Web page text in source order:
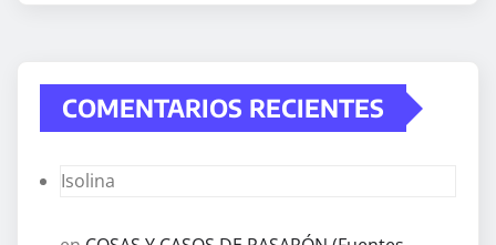
COMENTARIOS RECIENTES
Isolina